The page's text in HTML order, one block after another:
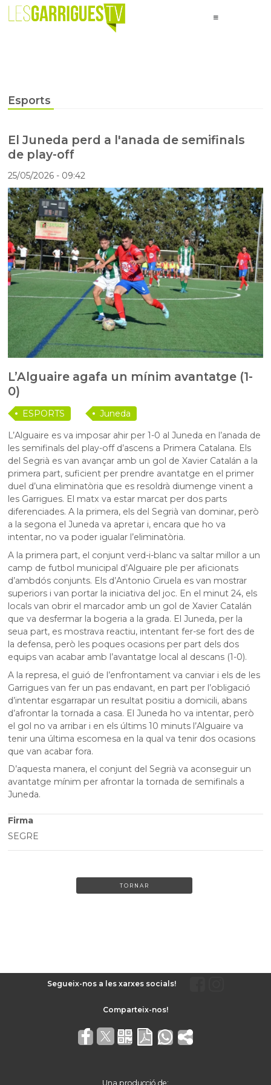
Esports
El Juneda perd a l'anada de semifinals
de play-off
25/05/2026- 09:42
L’Alguaire agafa un mínim avantatge (1-
0)
ESPORTS
Juneda
L’Alguaire es va imposar ahir per 1-0 al Juneda en l’anada de
les semifinals del play-off d’ascens a Primera Catalana. Els
del Segrià es van avançar amb un gol de Xavier Catalán a la
primera part, suficient per prendre avantatge en el primer
duel d’una eliminatòria que es resoldrà diumenge vinent a
les Garrigues. El matx va estar marcat per dos parts
diferenciades. A la primera, els del Segrià van dominar, però
a la segona el Juneda va apretar i, encara que ho va
intentar, no va poder igualar l’eliminatòria.
A la primera part, el conjunt verd-i-blanc va saltar millor a un
camp de futbol municipal d’Alguaire ple per aficionats
d’ambdós conjunts. Els d’Antonio Ciruela es van mostrar
superiors i van portar la iniciativa del joc. En el minut 24, els
locals van obrir el marcador amb un gol de Xavier Catalán
que va desfermar la bogeria a la grada. El Juneda, per la
seua part, es mostrava reactiu, intentant fer-se fort des de
la defensa, però les poques ocasions per part dels dos
equips van acabar amb l’avantatge local al descans (1-0).
A la represa, el guió de l’enfrontament va canviar i els de les
Garrigues van fer un pas endavant, en part per l’obligació
d’intentar esgarrapar un resultat positiu a domicili, abans
d’afrontar la tornada a casa. El Juneda ho va intentar, però
el gol no va arribar i en els últims 10 minuts l’Alguaire va
tenir una última escomesa en la qual va tenir dos ocasions
que van acabar fora.
D’aquesta manera, el conjunt del Segrià va aconseguir un
avantatge mínim per afrontar la tornada de semifinals a
Juneda.
Firma
SEGRE
TORNAR
Segueix-nos a les xarxes socials!
Una producció de: